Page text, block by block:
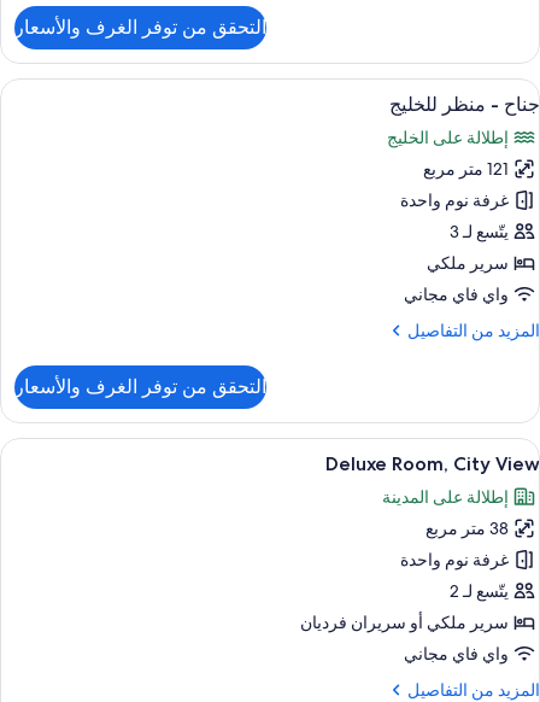
Access,
High
Floor
Pacific
Club
02
Bedrooms,
Connecting
Rooms,
Marina
Bay
View,
Lounge
Access,
High
التحقق من توفر الغرف والأسعار
استعراض
جميع
صور
جناح
-
منظر
للخليج
أغطية فراش متميزة وميني بار وخزنة
6
جناح - منظر للخليج
إطلالة على الخليج
121 متر مربع
غرفة نوم واحدة
يتّسع لـ 3
سرير ملكي
واي فاي مجاني
المزيد من التفاصيل
المزيد
جناح
منظر
التحقق من توفر الغرف والأسعار
استعراض
جميع
صور
Deluxe
Room,
City
View
أغطية فراش متميزة وميني بار وخزنة
5
Deluxe Room, City View
إطلالة على المدينة
38 متر مربع
غرفة نوم واحدة
يتّسع لـ 2
سرير ملكي‫‬ أو سريران فرديان
واي فاي مجاني
المزيد من التفاصيل
المزيد